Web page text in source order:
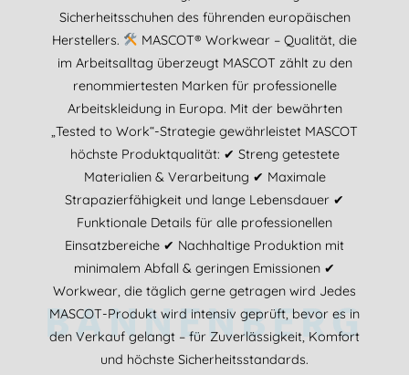
Sicherheitsschuhen des führenden europäischen
Herstellers.
MASCOT® Workwear – Qualität, die
im Arbeitsalltag überzeugt MASCOT zählt zu den
renommiertesten Marken für professionelle
Arbeitskleidung in Europa. Mit der bewährten
„Tested to Work“-Strategie gewährleistet MASCOT
höchste Produktqualität: ✔ Streng getestete
Materialien & Verarbeitung ✔ Maximale
Strapazierfähigkeit und lange Lebensdauer ✔
Funktionale Details für alle professionellen
Einsatzbereiche ✔ Nachhaltige Produktion mit
minimalem Abfall & geringen Emissionen ✔
Workwear, die täglich gerne getragen wird Jedes
MASCOT-Produkt wird intensiv geprüft, bevor es in
den Verkauf gelangt – für Zuverlässigkeit, Komfort
und höchste Sicherheitsstandards.
BANNENBERG